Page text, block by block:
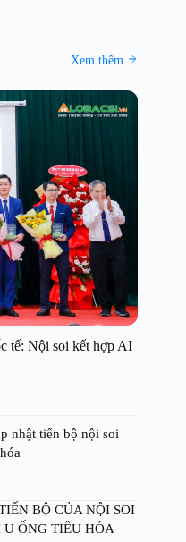
Xem thêm
tế: Nội soi kết hợp AI
nhật tiến bộ nội soi
BỘ CỦA NỘI SOI
ỐNG TIÊU HÓA